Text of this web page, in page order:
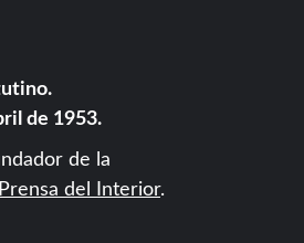
de 1953.
de la
del Interior.